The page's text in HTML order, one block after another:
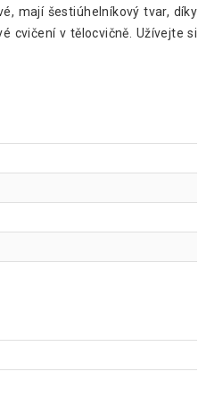
mají šestiúhelníkový tvar, díky
cvičení v tělocvičně. Užívejte si